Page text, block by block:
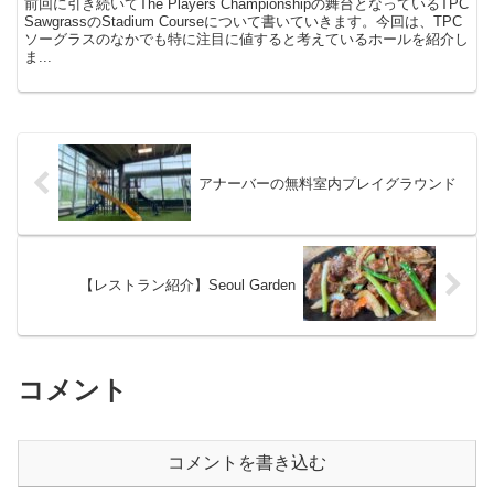
前回に引き続いてThe Players Championshipの舞台となっているTPC
SawgrassのStadium Courseについて書いていきます。今回は、TPC
ソーグラスのなかでも特に注目に値すると考えているホールを紹介し
ま...
アナーバーの無料室内プレイグラウンド
【レストラン紹介】Seoul Garden
コメント
コメントを書き込む